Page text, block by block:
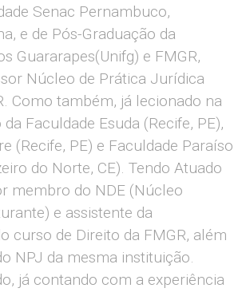
Senac Pernambuco,
e de Pós-Graduação da
Guararapes(Unifg) e FMGR,
Núcleo de Prática Jurídica
Como também, já lecionado na
Faculdade Esuda (Recife, PE),
(Recife, PE) e Faculdade Paraíso
do Norte, CE). Tendo Atuado
membro do NDE (Núcleo
e assistente da
curso de Direito da FMGR, além
NPJ da mesma instituição.
já contando com a experiência